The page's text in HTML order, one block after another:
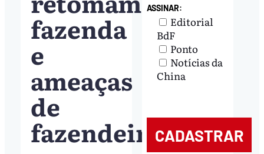
fazenda
e
ameaças
de
fazendeiros
ASSINAR:
Editorial
BdF
Ponto
Notícias da
China